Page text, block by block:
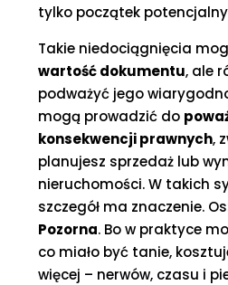
tylko początek
Takie niedociągnięcia
wartość dokumentu, ale
podważyć jego
mogą prowadzić do
konsekwencji prawnych,
planujesz sprzedaż lub
nieruchomości. W takich
szczegół ma znaczenie.
Pozorna. Bo w praktyce
co miało być tanie,
więcej – nerwów, czasu i